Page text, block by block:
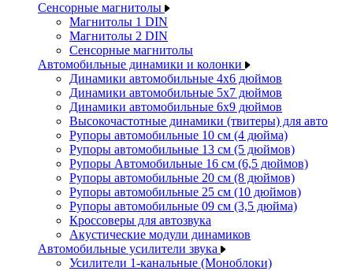
Сенсорные магнитолы
Магнитолы 1 DIN
Магнитолы 2 DIN
Сенсорные магнитолы
Автомобильные динамики и колонки
Динамики автомобильные 4x6 дюймов
Динамики автомобильные 5x7 дюймов
Динамики автомобильные 6x9 дюймов
Высокочастотные динамики (твитеры) для авто
Рупоры автомобильные 10 см (4 дюйма)
Рупоры автомобильные 13 см (5 дюймов)
Рупоры Автомобильные 16 см (6,5 дюймов)
Рупоры автомобильные 20 см (8 дюймов)
Рупоры автомобильные 25 см (10 дюймов)
Рупоры автомобильные 09 см (3,5 дюйма)
Кроссоверы для автозвука
Акустические модули динамиков
Автомобильные усилители звука
Усилители 1-канальные (Моноблоки)